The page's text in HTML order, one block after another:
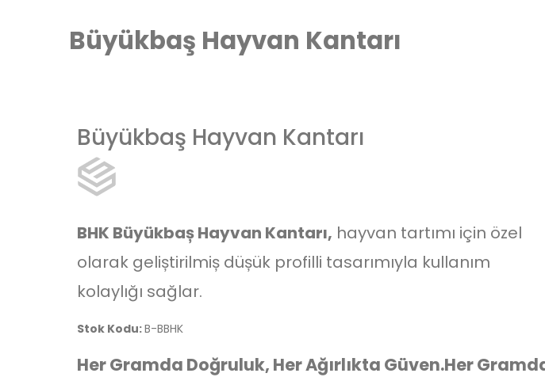
Büyükbaş Hayvan Kantarı
Büyükbaş Hayvan Kantarı
BHK Büyükbaș Hayvan Kantarı, hayvan tartımı için özel
olarak geliștirilmiș düșük profilli tasarımıyla kullanım
kolaylığı sağlar.
Stok Kodu:B-BBHK
Her Gramda Doğruluk, Her Ağırlıkta Güven.Her